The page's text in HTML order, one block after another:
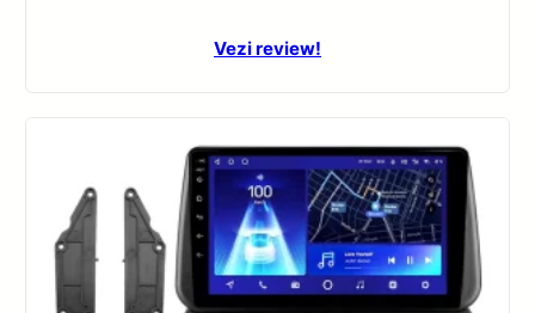
Vezi review!